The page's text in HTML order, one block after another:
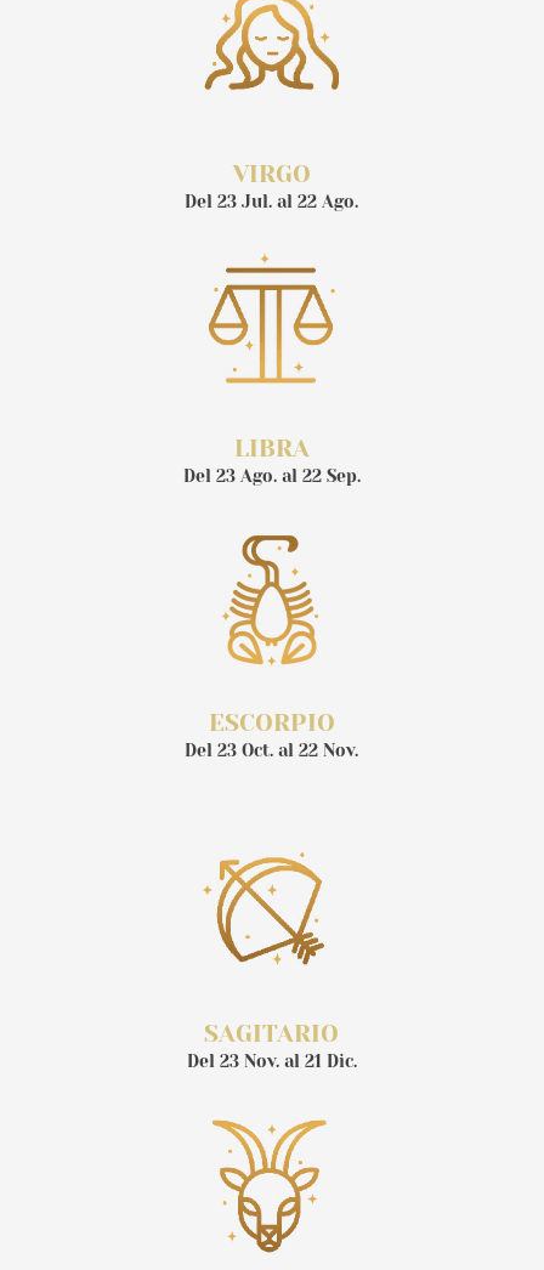
VIRGO
Del 23 Jul. al 22 Ago.
LIBRA
Del 23 Ago. al 22 Sep.
ESCORPIO
Del 23 Oct. al 22 Nov.
SAGITARIO
Del 23 Nov. al 21 Dic.